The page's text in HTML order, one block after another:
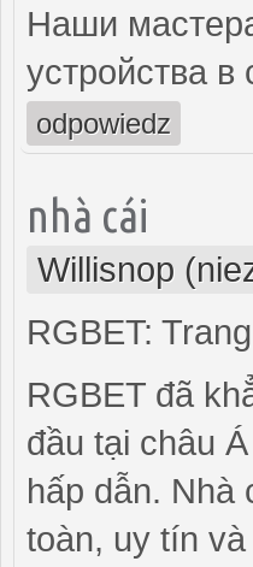
Наши
устройства
odpowiedz
nhà cái
Willisnop
RGBET:
RGBET đã
đầu tại châu
hấp dẫn. Nhà
toàn, uy tín